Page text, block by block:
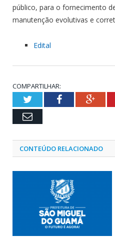
público, para o fornecimento
manutenção evolutivas e
Edital
COMPARTILHAR:
TwitterFacebook
Email
CONTEÚDO RELACIONADO